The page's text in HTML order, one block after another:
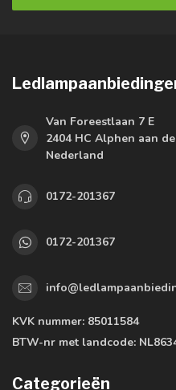
Van Foreestlaan 7 E
2404 HC Alphen aan
Nederland
0172-201367
0172-201367
KVK nummer: 85011584
BTW-nr met landcode:
Categorieën